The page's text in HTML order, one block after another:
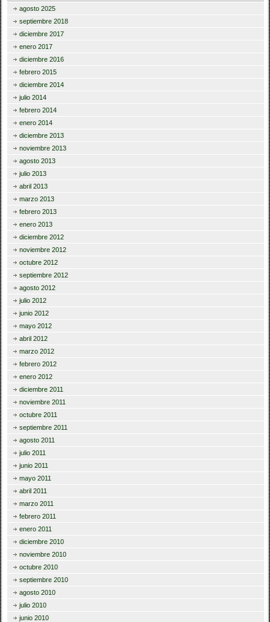
agosto 2025
septiembre 2018
diciembre 2017
enero 2017
diciembre 2016
febrero 2015
diciembre 2014
julio 2014
febrero 2014
enero 2014
diciembre 2013
noviembre 2013
agosto 2013
julio 2013
abril 2013
marzo 2013
febrero 2013
enero 2013
diciembre 2012
noviembre 2012
octubre 2012
septiembre 2012
agosto 2012
julio 2012
junio 2012
mayo 2012
abril 2012
marzo 2012
febrero 2012
enero 2012
diciembre 2011
noviembre 2011
octubre 2011
septiembre 2011
agosto 2011
julio 2011
junio 2011
mayo 2011
abril 2011
marzo 2011
febrero 2011
enero 2011
diciembre 2010
noviembre 2010
octubre 2010
septiembre 2010
agosto 2010
julio 2010
junio 2010